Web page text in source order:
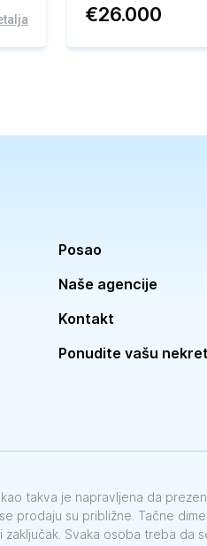
€26.000
Posao
Naše agencije
Kontakt
Ponudite vašu
takva je napravljena da
prodaju su približne. Tačne
Svaka osoba treba da